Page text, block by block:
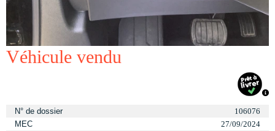
Véhicule vendu
N° de dossier
106076
MEC
27/09/2024